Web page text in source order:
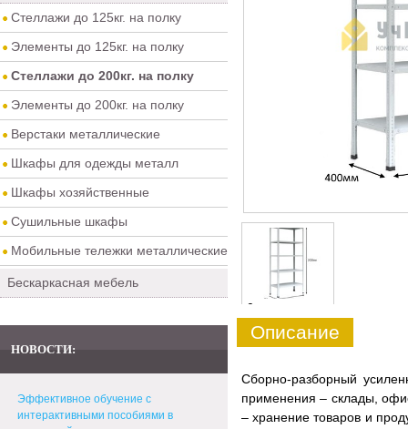
Стеллажи до 125кг. на полку
Элементы до 125кг. на полку
Стеллажи до 200кг. на полку
Элементы до 200кг. на полку
Верстаки металлические
Шкафы для одежды металл
Шкафы хозяйственные
Сушильные шкафы
Мобильные тележки металлические
Бескаркасная мебель
НОВОСТИ:
Эффективное обучение с
интерактивными пособиями в
0
Описание
Сборно-разборный
применения – склады,
– хранение товаров и